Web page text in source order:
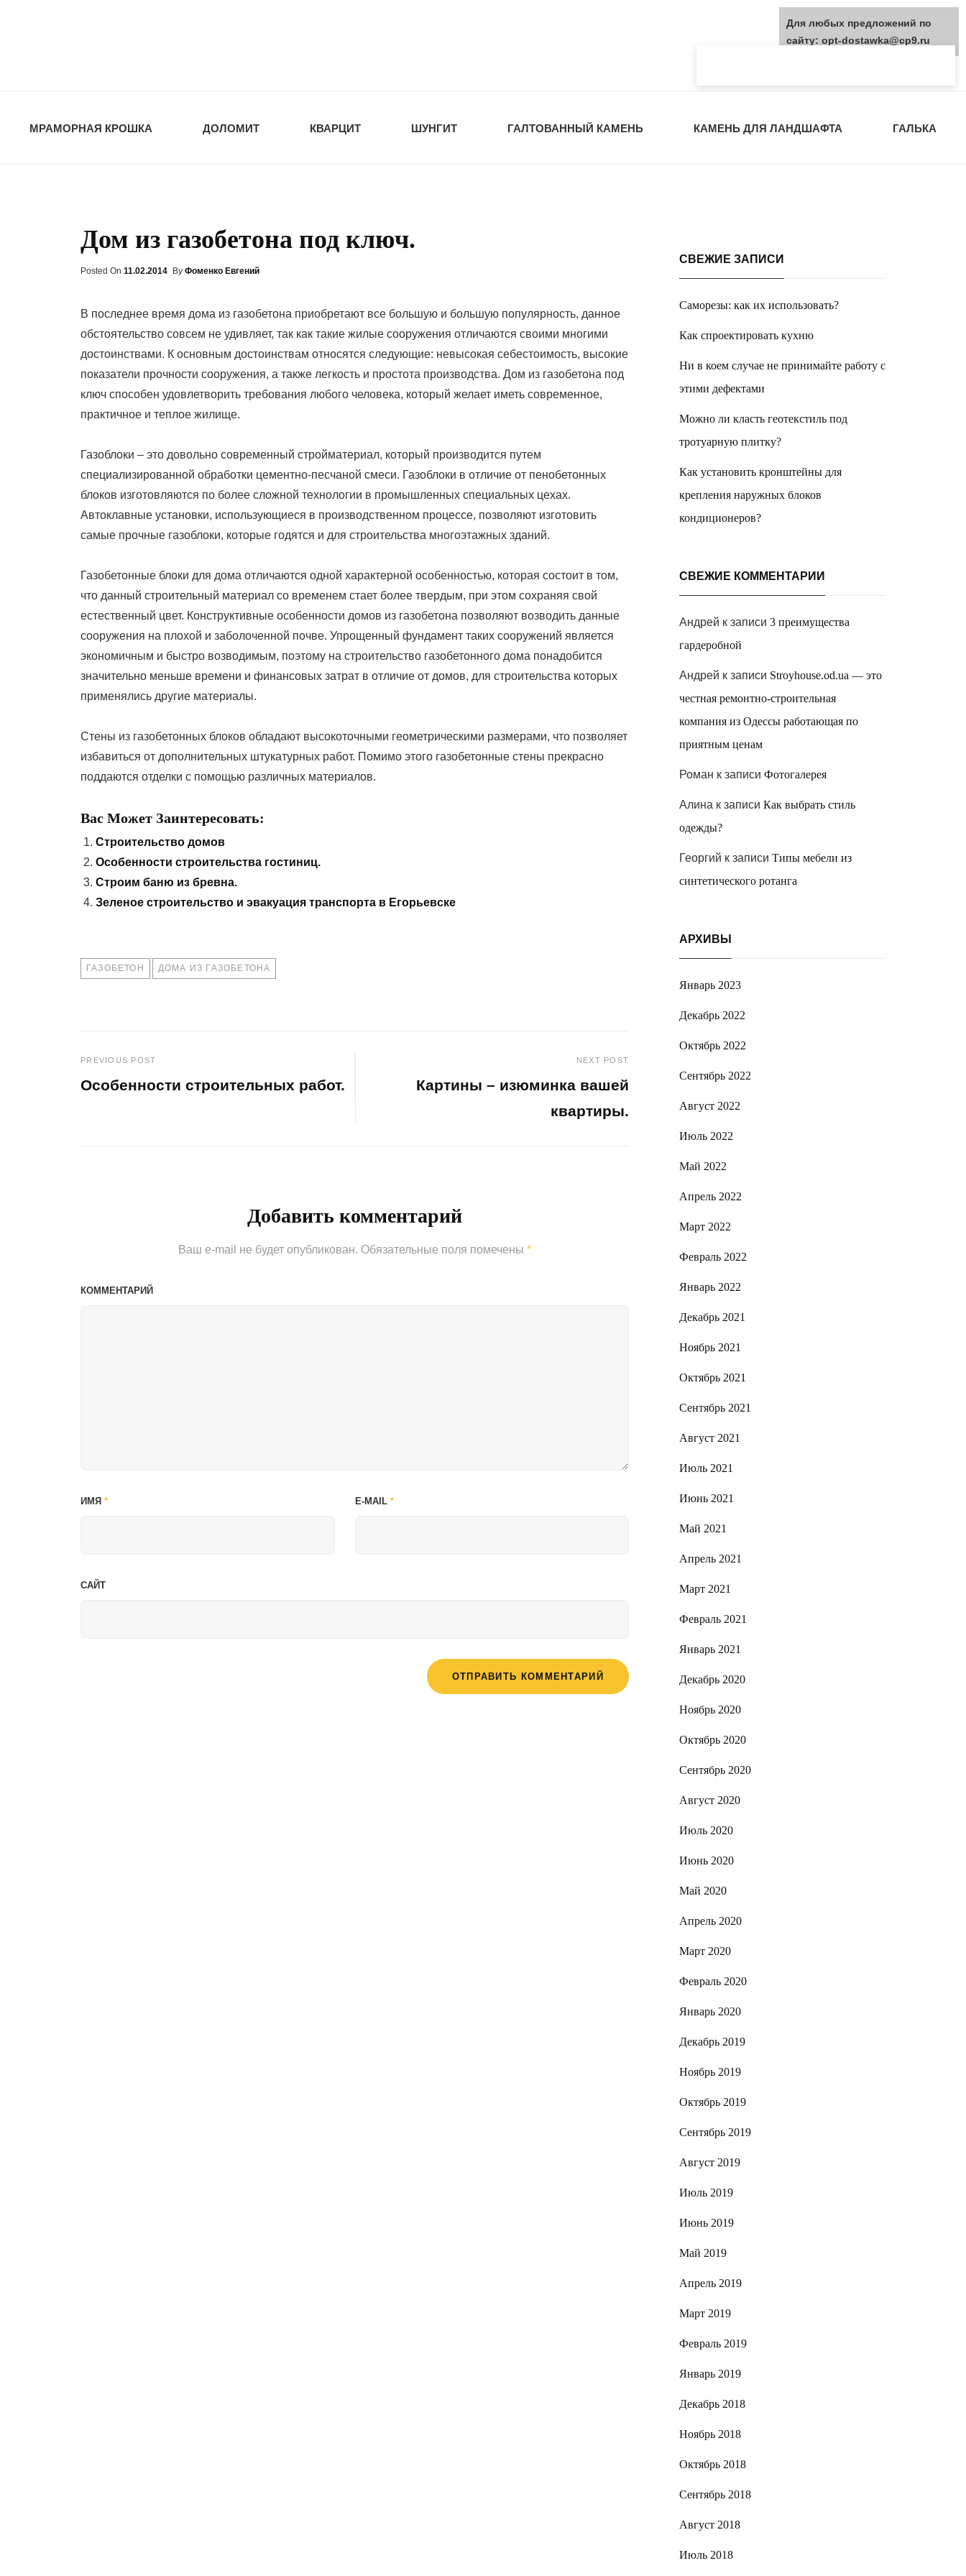
МРАМОРНАЯ КРОШКА ДОЛОМИТ КВАРЦИТ ШУНГИТ ГАЛТОВАННЫЙ КАМЕНЬ КАМЕНЬ ДЛЯ ЛАНДШАФТА ГАЛЬКА
Дом из газобетона под ключ.
Posted On Posted
11.02.2014 By Фоменко Евгений
В последнее время дома из газобетона приобретают все большую и большую популярность, данное
обстоятельство совсем не удивляет, так как такие жилые сооружения отличаются своими многими
достоинствами. К основным достоинствам относятся следующие: невысокая себестоимость, высокие
показатели прочности сооружения, а также легкость и простота производства. Дом из газобетона под
ключ способен удовлетворить требования любого человека, который желает иметь современное,
практичное и теплое жилище.
Газоблоки – это довольно современный стройматериал, который производится путем
специализированной обработки цементно-песчаной смеси. Газоблоки в отличие от пенобетонных
блоков изготовляются по более сложной технологии в промышленных специальных цехах.
Автоклавные установки, использующиеся в производственном процессе, позволяют изготовить
самые прочные газоблоки, которые годятся и для строительства многоэтажных зданий.
Газобетонные блоки для дома отличаются одной характерной особенностью, которая состоит в том,
что данный строительный материал со временем стает более твердым, при этом сохраняя свой
естественный цвет. Конструктивные особенности домов из газобетона позволяют возводить данные
сооружения на плохой и заболоченной почве. Упрощенный фундамент таких сооружений является
экономичным и быстро возводимым, поэтому на строительство газобетонного дома понадобится
значительно меньше времени и финансовых затрат в отличие от домов, для строительства которых
применялись другие материалы.
Стены из газобетонных блоков обладают высокоточными геометрическими размерами, что позволяет
избавиться от дополнительных штукатурных работ. Помимо этого газобетонные стены прекрасно
поддаются отделки с помощью различных материалов.
Вас Может Заинтересовать:
Строительство домов
Особенности строительства гостиниц.
Строим баню из бревна.
Зеленое строительство и эвакуация транспорта в Егорьевске
TAGS
ГАЗОБЕТОН ДОМА ИЗ ГАЗОБЕТОНА
Навигация
PREVIOUS POST
Особенности строительных работ.
NEXT POST
Картины – изюминка вашей
квартиры.
Добавить комментарий
Ваш e-mail не будет опубликован. Обязательные поля помечены *
КОММЕНТАРИЙ
ИМЯ * E-MAIL *
САЙТ
СВЕЖИЕ ЗАПИСИ
Саморезы: как их использовать?
Как спроектировать кухню
Ни в коем случае не принимайте работу с
этими дефектами
Можно ли класть геотекстиль под
тротуарную плитку?
Как установить кронштейны для
крепления наружных блоков
кондиционеров?
СВЕЖИЕ КОММЕНТАРИИ
Андрей к записи 3 преимущества
гардеробной
Андрей к записи Stroyhouse.od.ua — это
честная ремонтно-строительная
компания из Одессы работающая по
приятным ценам
Роман к записи Фотогалерея
Алина к записи Как выбрать стиль
одежды?
Георгий к записи Типы мебели из
синтетического ротанга
АРХИВЫ
Январь 2023
Декабрь 2022
Октябрь 2022
Сентябрь 2022
Август 2022
Июль 2022
Май 2022
Апрель 2022
Март 2022
Февраль 2022
Январь 2022
Декабрь 2021
Ноябрь 2021
Октябрь 2021
Сентябрь 2021
Август 2021
Июль 2021
Июнь 2021
Май 2021
Апрель 2021
Март 2021
Февраль 2021
Январь 2021
Декабрь 2020
Ноябрь 2020
Октябрь 2020
Сентябрь 2020
Август 2020
Июль 2020
Июнь 2020
Май 2020
Апрель 2020
Март 2020
Февраль 2020
Январь 2020
Декабрь 2019
Ноябрь 2019
Октябрь 2019
Сентябрь 2019
Август 2019
Июль 2019
Июнь 2019
Май 2019
Апрель 2019
Март 2019
Февраль 2019
Январь 2019
Декабрь 2018
Ноябрь 2018
Октябрь 2018
Сентябрь 2018
Август 2018
Июль 2018
Для любых предложений по
сайту: opt-dostawka@cp9.ru